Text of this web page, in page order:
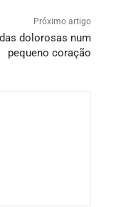
Próximo artigo
dolorosas num
pequeno coração